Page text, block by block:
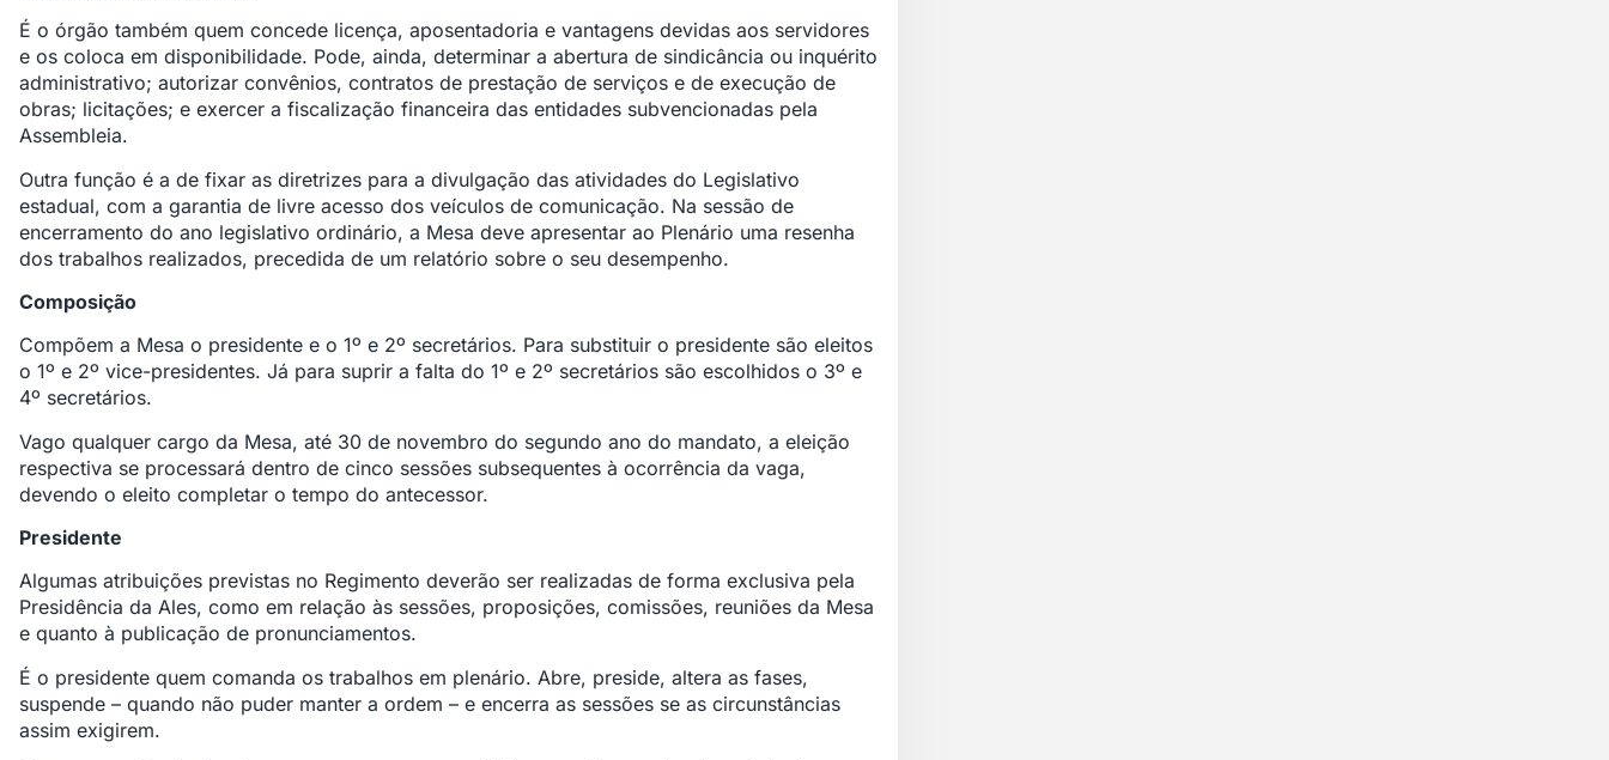
É o órgão também quem concede licença, aposentadoria e vantagens devidas aos servidores
e os coloca em disponibilidade. Pode, ainda, determinar a abertura de sindicância ou inquérito
administrativo; autorizar convênios, contratos de prestação de serviços e de execução de
obras; licitações; e exercer a fiscalização financeira das entidades subvencionadas pela
Assembleia.
Outra função é a de fixar as diretrizes para a divulgação das atividades do Legislativo
estadual, com a garantia de livre acesso dos veículos de comunicação. Na sessão de
encerramento do ano legislativo ordinário, a Mesa deve apresentar ao Plenário uma resenha
dos trabalhos realizados, precedida de um relatório sobre o seu desempenho.
Composição
Compõem a Mesa o presidente e o 1º e 2º secretários. Para substituir o presidente são eleitos
o 1º e 2º vice-presidentes. Já para suprir a falta do 1º e 2º secretários são escolhidos o 3º e
4º secretários.
Vago qualquer cargo da Mesa, até 30 de novembro do segundo ano do mandato, a eleição
respectiva se processará dentro de cinco sessões subsequentes à ocorrência da vaga,
devendo o eleito completar o tempo do antecessor.
Presidente
Algumas atribuições previstas no Regimento deverão ser realizadas de forma exclusiva pela
Presidência da Ales, como em relação às sessões, proposições, comissões, reuniões da Mesa
e quanto à publicação de pronunciamentos.
É o presidente quem comanda os trabalhos em plenário. Abre, preside, altera as fases,
suspende – quando não puder manter a ordem – e encerra as sessões se as circunstâncias
assim exigirem.